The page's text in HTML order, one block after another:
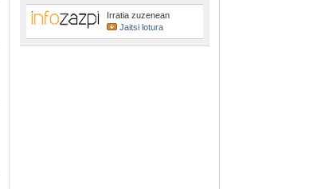
Irratia zuzenean
Jaitsi lotura